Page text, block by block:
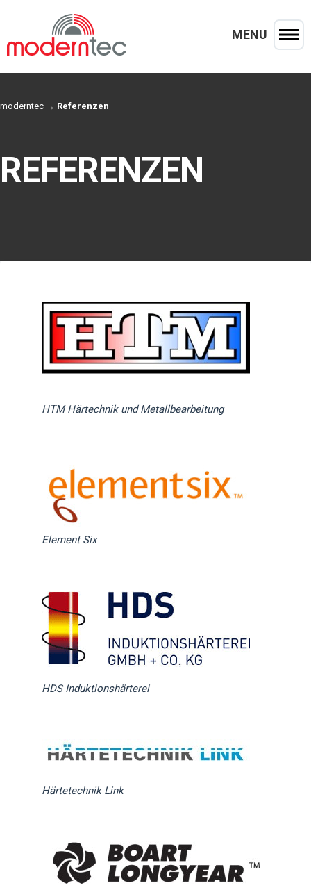
MENU
moderntec → Referenzen
REFERENZEN
HTM Härtechnik und Metallbearbeitung
Element Six
HDS Induktionshärterei
Härtetechnik Link